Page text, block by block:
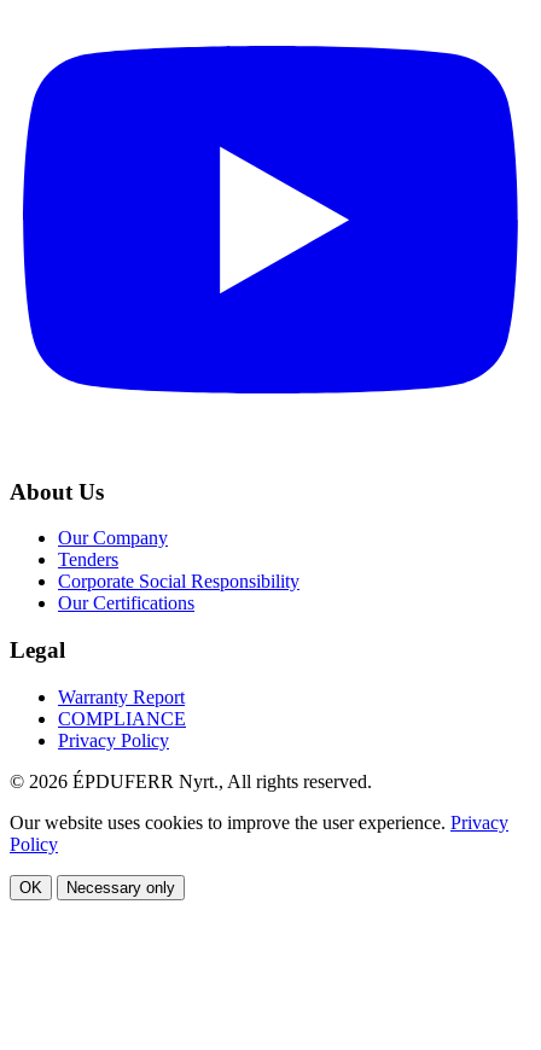
About Us
Our Company
Tenders
Corporate Social Responsibility
Our Certifications
Legal
Warranty Report
COMPLIANCE
Privacy Policy
© 2026 ÉPDUFERR Nyrt., All rights reserved.
Our website uses cookies to improve the user experience. Privacy
Policy
OK Necessary only